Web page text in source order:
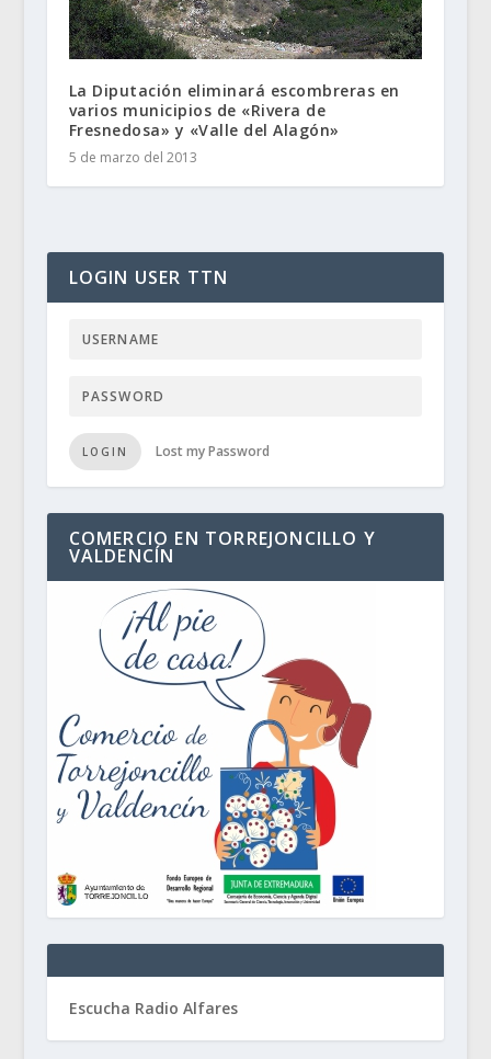
La Diputación eliminará escombreras en
varios municipios de «Rivera de
Fresnedosa» y «Valle del Alagón»
5 de marzo del 2013
LOGIN USER TTN
LOGIN Lost my Password
COMERCIO EN TORREJONCILLO Y
VALDENCÍN
Escucha Radio Alfares